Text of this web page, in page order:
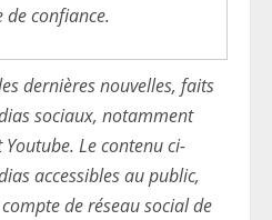
de confiance.
dernières nouvelles, faits
sociaux, notamment
Le contenu ci-
accessibles au public,
de réseau social de